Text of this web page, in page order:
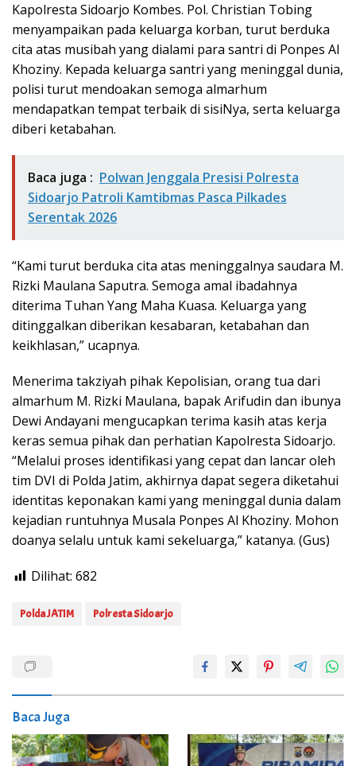
Kapolresta Sidoarjo Kombes. Pol. Christian Tobing
menyampaikan pada keluarga korban, turut berduka
cita atas musibah yang dialami para santri di Ponpes Al
Khoziny. Kepada keluarga santri yang meninggal dunia,
polisi turut mendoakan semoga almarhum
mendapatkan tempat terbaik di sisiNya, serta keluarga
diberi ketabahan.
Baca juga : Polwan Jenggala Presisi Polresta
Sidoarjo Patroli Kamtibmas Pasca Pilkades
Serentak 2026
“Kami turut berduka cita atas meninggalnya saudara M.
Rizki Maulana Saputra. Semoga amal ibadahnya
diterima Tuhan Yang Maha Kuasa. Keluarga yang
ditinggalkan diberikan kesabaran, ketabahan dan
keikhlasan,” ucapnya.
Menerima takziyah pihak Kepolisian, orang tua dari
almarhum M. Rizki Maulana, bapak Arifudin dan ibunya
Dewi Andayani mengucapkan terima kasih atas kerja
keras semua pihak dan perhatian Kapolresta Sidoarjo.
“Melalui proses identifikasi yang cepat dan lancar oleh
tim DVI di Polda Jatim, akhirnya dapat segera diketahui
identitas keponakan kami yang meninggal dunia dalam
kejadian runtuhnya Musala Ponpes Al Khoziny. Mohon
doanya selalu untuk kami sekeluarga,” katanya. (Gus)
Dilihat: 682
Polda JATIM Polresta Sidoarjo
Baca Juga